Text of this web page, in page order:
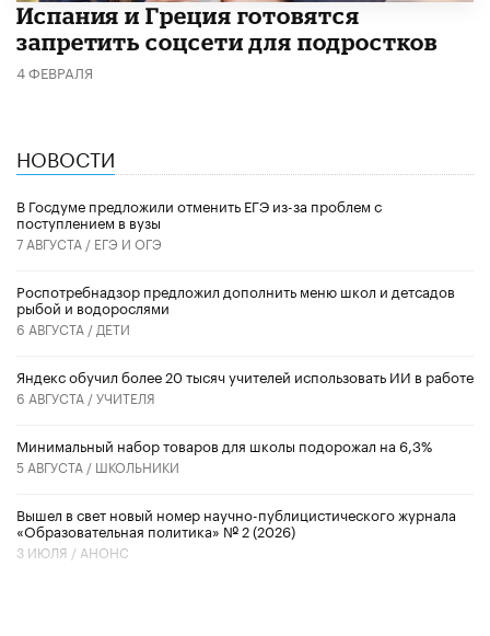
Испания и Греция готовятся
запретить соцсети для подростков
4 ФЕВРАЛЯ
НОВОСТИ
В Госдуме предложили отменить ЕГЭ из-за проблем с
поступлением в вузы
7 АВГУСТА / ЕГЭ И ОГЭ
Роспотребнадзор предложил дополнить меню школ и детсадов
рыбой и водорослями
6 АВГУСТА / ДЕТИ
​Яндекс обучил более 20 тысяч учителей использовать ИИ в работе
6 АВГУСТА /УЧИТЕЛЯ
Минимальный набор товаров для школы подорожал на 6,3%
5 АВГУСТА / ШКОЛЬНИКИ
Вышел в свет новый номер научно-публицистического журнала
«Образовательная политика» № 2 (2026)
3 ИЮЛЯ / АНОНС